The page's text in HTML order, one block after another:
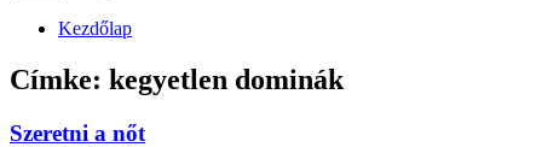
Kezdőlap
Címke: kegyetlen dominák
Szeretni a nőt